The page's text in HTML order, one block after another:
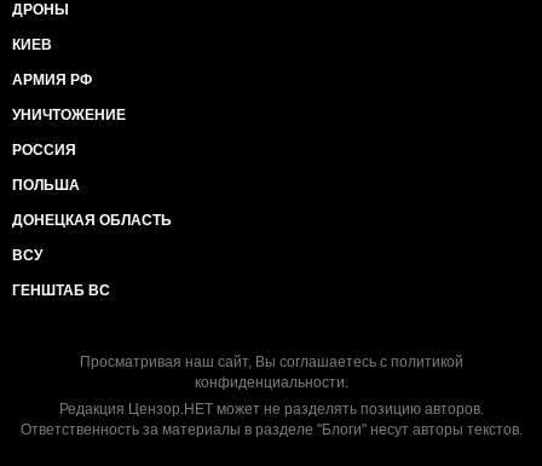
ДРОНЫ
КИЕВ
АРМИЯ РФ
УНИЧТОЖЕНИЕ
РОССИЯ
ПОЛЬША
ДОНЕЦКАЯ ОБЛАСТЬ
ВСУ
ГЕНШТАБ ВС
Просматривая наш сайт, Вы соглашаетесь с политикой
конфиденциальности.
Редакция Цензор.НЕТ может не разделять позицию авторов.
Ответственность за материалы в разделе "Блоги" несут авторы текстов.